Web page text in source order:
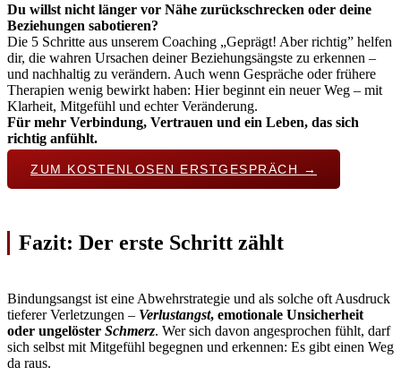
Du willst nicht länger vor Nähe zurückschrecken oder deine
Beziehungen sabotieren?
Die 5 Schritte aus unserem Coaching „Geprägt! Aber richtig” helfen
dir, die wahren Ursachen deiner Beziehungsängste zu erkennen –
und nachhaltig zu verändern. Auch wenn Gespräche oder frühere
Therapien wenig bewirkt haben: Hier beginnt ein neuer Weg – mit
Klarheit, Mitgefühl und echter Veränderung.
Für mehr Verbindung, Vertrauen und ein Leben, das sich
richtig anfühlt.
ZUM KOSTENLOSEN ERSTGESPRÄCH →
Fazit: Der erste Schritt zählt
Bindungsangst ist eine Abwehrstrategie und als solche oft Ausdruck
tieferer Verletzungen – Verlustangst, emotionale Unsicherheit
oder ungelöster Schmerz. Wer sich davon angesprochen fühlt, darf
sich selbst mit Mitgefühl begegnen und erkennen: Es gibt einen Weg
da raus.